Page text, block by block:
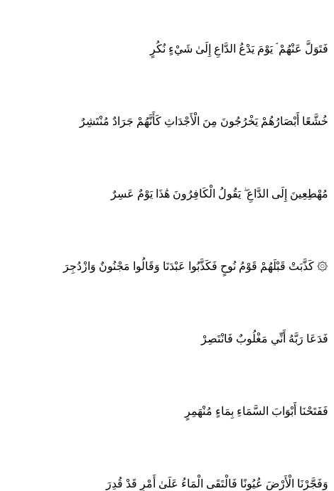
فَتَوَلَّ عَنْهُمْ ۘ يَوْمَ يَدْعُ الدَّاعِ إِلَىٰ شَيْءٍ نُكُرٍ
خُشَّعًا أَبْصَارُهُمْ يَخْرُجُونَ مِنَ الْأَجْدَاثِ كَأَنَّهُمْ جَرَادٌ مُنْتَشِرٌ
مُهْطِعِينَ إِلَى الدَّاعِ ۖ يَقُولُ الْكَافِرُونَ هَٰذَا يَوْمٌ عَسِرٌ
۞ كَذَّبَتْ قَبْلَهُمْ قَوْمُ نُوحٍ فَكَذَّبُوا عَبْدَنَا وَقَالُوا مَجْنُونٌ وَازْدُجِرَ
فَدَعَا رَبَّهُ أَنِّي مَغْلُوبٌ فَانْتَصِرْ
فَفَتَحْنَا أَبْوَابَ السَّمَاءِ بِمَاءٍ مُنْهَمِرٍ
وَفَجَّرْنَا الْأَرْضَ عُيُونًا فَالْتَقَى الْمَاءُ عَلَىٰ أَمْرٍ قَدْ قُدِرَ